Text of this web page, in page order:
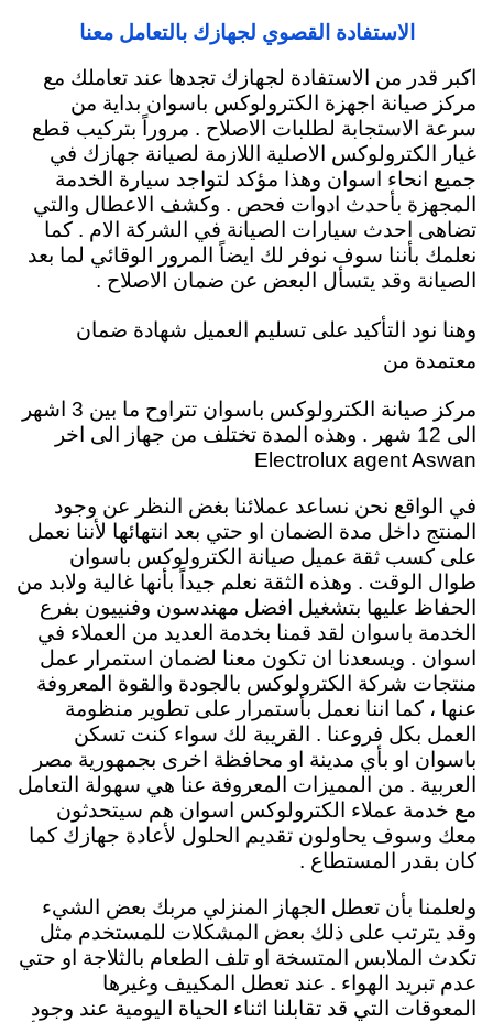
الاستفادة القصوي لجهازك بالتعامل معنا
اكبر قدر من الاستفادة لجهازك تجدها عند تعاملك مع
مركز صيانة اجهزة الكترولوكس باسوان بداية من
سرعة الاستجابة لطلبات الاصلاح . مروراً بتركيب قطع
غيار الكترولوكس الاصلية اللازمة لصيانة جهازك في
جميع انحاء اسوان وهذا مؤكد لتواجد سيارة الخدمة
المجهزة بأحدث ادوات فحص . وكشف الاعطال والتي
تضاهى احدث سيارات الصيانة في الشركة الام . كما
نعلمك بأننا سوف نوفر لك ايضاً المرور الوقائي لما بعد
الصيانة وقد يتسأل البعض عن ضمان الاصلاح .
وهنا نود التأكيد على تسليم العميل شهادة ضمان
معتمدة من
مركز صيانة الكترولوكس باسوان تتراوح ما بين 3 اشهر
الى 12 شهر . وهذه المدة تختلف من جهاز الى اخر
Electrolux agent Aswan
في الواقع نحن نساعد عملائنا بغض النظر عن وجود
المنتج داخل مدة الضمان او حتي بعد انتهائها لأننا نعمل
على كسب ثقة عميل صيانة الكترولوكس باسوان
طوال الوقت . وهذه الثقة نعلم جيداً بأنها غالية ولابد من
الحفاظ عليها بتشغيل افضل مهندسون وفنييون بفرع
الخدمة باسوان لقد قمنا بخدمة العديد من العملاء في
اسوان . ويسعدنا ان تكون معنا لضمان استمرار عمل
منتجات شركة الكترولوكس بالجودة والقوة المعروفة
عنها ، كما اننا نعمل بأستمرار على تطوير منظومة
العمل بكل فروعنا . القريبة لك سواء كنت تسكن
باسوان او بأي مدينة او محافظة اخرى بجمهورية مصر
العربية . من المميزات المعروفة عنا هي سهولة التعامل
مع خدمة عملاء الكترولوكس اسوان هم سيتحدثون
معك وسوف يحاولون تقديم الحلول لأعادة جهازك كما
كان بقدر المستطاع .
ولعلمنا بأن تعطل الجهاز المنزلي مربك بعض الشيء
وقد يترتب على ذلك بعض المشكلات للمستخدم مثل
تكدث الملابس المتسخة او تلف الطعام بالثلاجة او حتي
عدم تبريد الهواء . عند تعطل المكييف وغيرها
المعوقات التي قد تقابلنا اثناء الحياة اليومية عند وجود